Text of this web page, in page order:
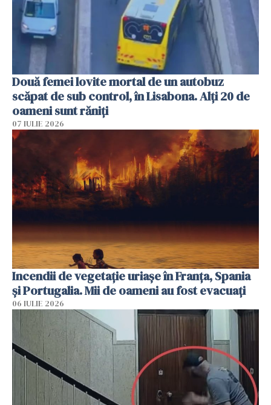
Două femei lovite mortal de un autobuz
scăpat de sub control, în Lisabona. Alți 20 de
oameni sunt răniți
07 IULIE 2026
Incendii de vegetație uriașe în Franța, Spania
și Portugalia. Mii de oameni au fost evacuați
06 IULIE 2026